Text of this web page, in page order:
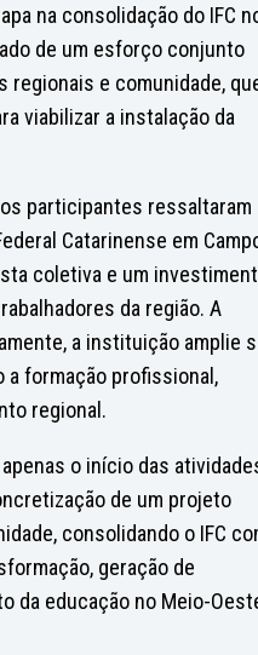
na consolidação do IFC
de um esforço conjunto
regionais e comunidade,
viabilizar a instalação da
participantes ressaltaram
Catarinense em
coletiva e um
da região. A
a instituição amplie
formação profissional,
regional.
o início das
de um projeto
consolidando o IFC
geração de
da educação no Meio-